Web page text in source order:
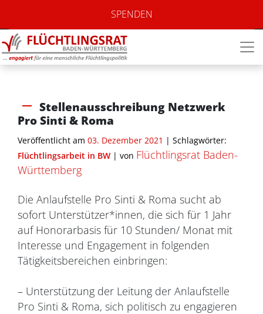
SPENDEN
Stellenausschreibung Netzwerk
Pro Sinti & Roma
Veröffentlicht am 03. Dezember 2021 | Schlagwörter:
Flüchtlingsarbeit in BW | von Flüchtlingsrat Baden-
Württemberg
Die Anlaufstelle Pro Sinti & Roma sucht ab
sofort Unterstützer*innen, die sich für 1 Jahr
auf Honorarbasis für 10 Stunden/ Monat mit
Interesse und Engagement in folgenden
Tätigkeitsbereichen einbringen:
– Unterstützung der Leitung der Anlaufstelle
Pro Sinti & Roma, sich politisch zu engagieren